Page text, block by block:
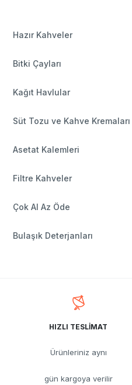
Hazır Kahveler
Bitki Çayları
Kağıt Havlular
Süt Tozu ve Kahve Kremaları
Asetat Kalemleri
Filtre Kahveler
Çok Al Az Öde
Bulaşık Deterjanları
HIZLI TESLİMAT
Ürünleriniz aynı
gün kargoya verilir